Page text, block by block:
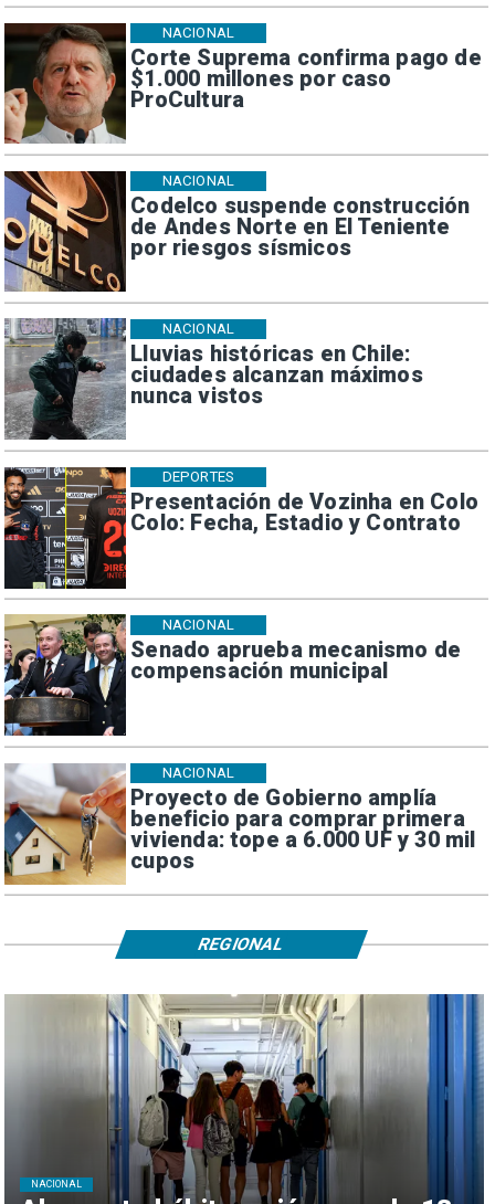
Corte Suprema confirma pago de
$1.000 millones por caso
ProCultura
NACIONAL
Codelco suspende construcción
de Andes Norte en El Teniente
por riesgos sísmicos
NACIONAL
Lluvias históricas en Chile:
ciudades alcanzan máximos
nunca vistos
NACIONAL
Presentación de Vozinha en Colo
Colo: Fecha, Estadio y Contrato
DEPORTES
Senado aprueba mecanismo de
compensación municipal
NACIONAL
Proyecto de Gobierno amplía
beneficio para comprar primera
vivienda: tope a 6.000 UF y 30 mil
cupos
NACIONAL
NACIONAL
REGIONAL